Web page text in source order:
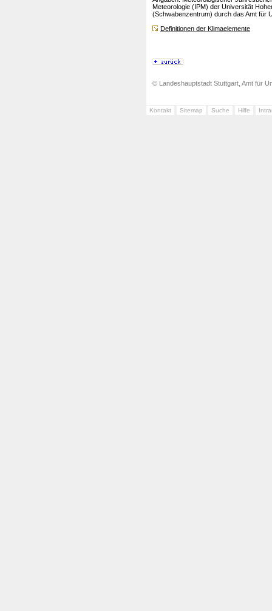
Meteorologie (IPM) der Universität
(Schwabenzentrum) durch das Amt für
Definitionen der Klimaelemente
© Landeshauptstadt Stuttgart, Amt für
Kontakt Sitemap Suche Hilfe